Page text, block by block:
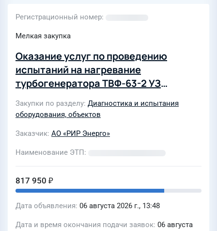
Регистрационный номер
Мелкая закупка
Оказание услуг по проведению
испытаний на нагревание
турбогенератора ТВФ-63-2 УЗ
ТФ-130-2УХЛ4 энергоблока ст. 3 для
«Смоленская генерация»
Закупки по разделу Диагностика и испытания
оборудования, объектов
Заказчик АО «РИР Энерго»
Наименование ЭТП
817 950 ₽
Дата объявления 06 августа 2026 г., 13:48
Дата и время окончания подачи заявок 06 августа